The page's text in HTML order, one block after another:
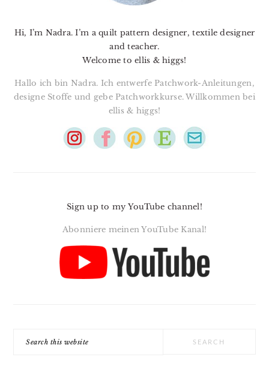
Hi, I’m Nadra. I’m a quilt pattern designer, textile designer
and teacher.
Welcome to ellis & higgs!
Hallo ich bin Nadra. Ich entwerfe Patchwork-Anleitungen,
designe Stoffe und gebe Patchworkkurse. Willkommen bei
ellis & higgs!
Sign up to my YouTube channel!
Abonniere meinen YouTube Kanal!